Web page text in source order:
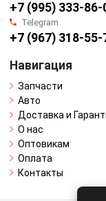
+7 (995) 333-86-
Telegram
+7 (967) 318-55-
Навигация
Запчасти
Авто
Доставка и
О нас
Оптовикам
Оплата
Контакты